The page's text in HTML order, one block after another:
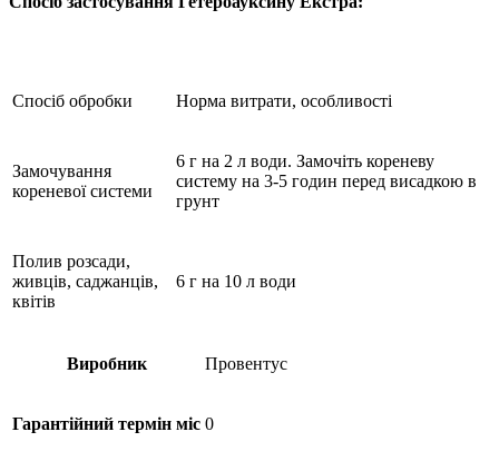
Спосіб обробки Норма витрати, особливості
Замочування
кореневої системи
6 г на 2 л води. Замочіть кореневу
систему на 3-5 годин перед висадкою в
грунт
Полив розсади,
живців, саджанців,
квітів
6 г на 10 л води
Виробник Провентус
Гарантійний термін міс 0